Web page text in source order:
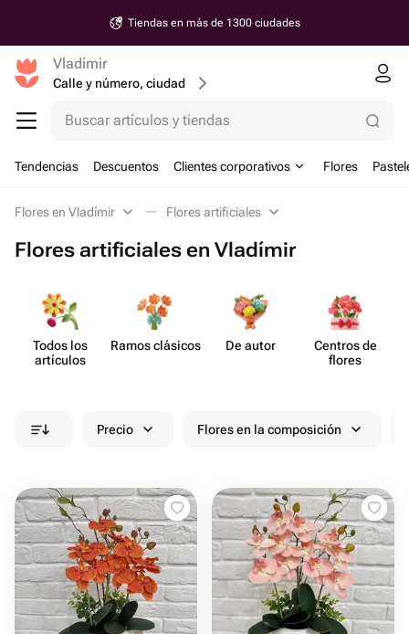
Tiendas en más de 1300 ciudades
Vladímir
Calle y número, ciudad
Buscar artículos y tiendas
Tendencias Descuentos Clientes corporativos Flores
Flores en Vladímir Flores artificiales
Flores artificiales en Vladímir
Todos los
artículos
Ramos clásicos De autor
Centros de
flores
Precio Flores en la composición